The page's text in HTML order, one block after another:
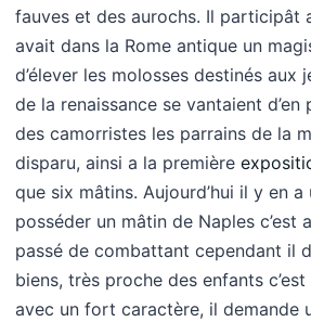
fauves et des aurochs. Il participât
avait dans la Rome antique un
d’élever les molosses destinés
de la renaissance se vantaient
des camorristes les parrains de la
disparu, ainsi a la première
que six mâtins. Aujourd’hui il y en
posséder un mâtin de Naples c’est
passé de combattant cependant il
biens, très proche des enfants
avec un fort caractère, il demande